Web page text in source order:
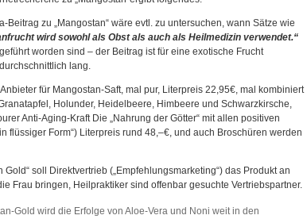
Beitrag zu „Mangostan“ wäre evtl. zu untersuchen, wann Sätze wie
wird sowohl als Obstals auch als Heilmedizin verwendet.“
worden sind – der Beitrag ist für eine exotische Frucht
lang.
für Mangostan-Saft, mal pur, Literpreis 22,95€, mal kombiniert
Holunder, Heidelbeere, Himbeere und Schwarzkirsche,
Anti-Aging-Kraft Die „Nahrung der Götter“ mit allen positiven
flüssiger Form“) Literpreis rund 48,–€, und auch Broschüren werden
Gold“ soll Direktvertrieb („Empfehlungsmarketing“) das Produkt an
Frau bringen, Heilpraktiker sind offenbar gesuchte Vertriebspartner.
Gold wird die Erfolge von Aloe-Vera und Noni weit in den